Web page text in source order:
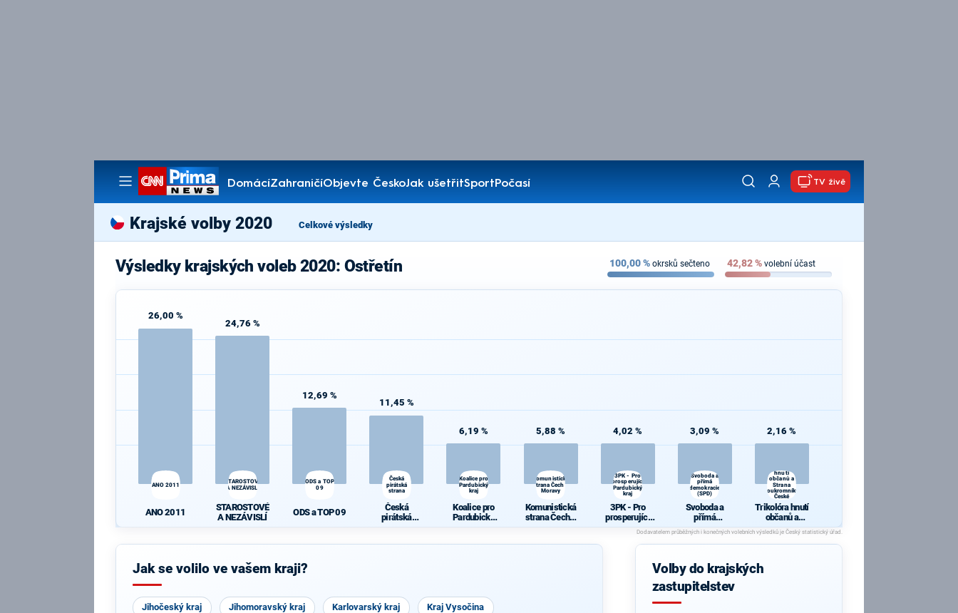
DomácíZahraničíObjevte ČeskoJak ušetřitSportPočasí
Pořady
TV živě
Krajské volby 2020 Celkové výsledky
Výsledky krajských voleb 2020: Ostřetín 100,00% okrsků sečteno 42,82% volební účast
26,00 %
ANO 2011
ANO 2011
24,76 %
STAROSTOVÉ
A NEZÁVISLÍ
STAROSTOVÉ
A NEZÁVISLÍ
12,69 %
ODS a TOP
09
ODS a TOP 09
11,45 %
Česká
pirátská
strana
Česká
pirátská
6,19 %
Koalice pro
Pardubický
kraj
Koalice pro
Pardubický
5,88 %
Komunistická
strana Čech a
Moravy
Komunistická
strana Čech a
Moravy
4,02 %
3PK - Pro
prosperující
Pardubický
kraj
3PK - Pro
prosperující
Pardubický
3,09 %
Svoboda a
přímá
demokracie
(SPD)
Svoboda a
přímá
demokracie
(SPD)
2,16 %
hnutí
občanů a
Strana
soukromníků
České
republiky
Trikolóra hnutí
občanů a
Strana
soukromníků
České
Jak se volilo ve vašem kraji?
Jihočeský kraj Jihomoravský kraj Karlovarský kraj Kraj Vysočina
Volby do krajských
zastupitelstev